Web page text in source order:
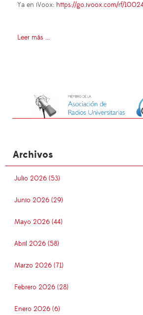
Ya en iVoox: https://go.ivoox.com/rf/
Leer más ...
Archivos
Julio 2026 (53)
Junio 2026 (29)
Mayo 2026 (44)
Abril 2026 (58)
Marzo 2026 (71)
Febrero 2026 (28)
Enero 2026 (6)